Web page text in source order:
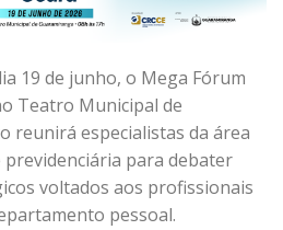
19 de junho, o Mega Fórum
Teatro Municipal de
reunirá especialistas da área
para debater
voltados aos profissionais
pessoal.